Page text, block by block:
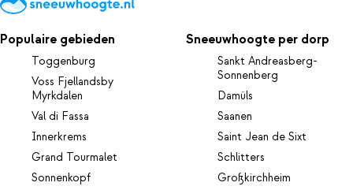
Populaire gebieden
Toggenburg
Voss Fjellandsby
Myrkdalen
Val di Fassa
Innerkrems
Grand Tourmalet
Sonnenkopf
Sneeuwhoogte per dorp
Sankt Andreasberg-
Sonnenberg
Damüls
Saanen
Saint Jean de Sixt
Schlitters
Großkirchheim